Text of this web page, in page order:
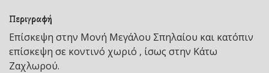
Περιγραφή
Επίσκεψη στην Μονή Μεγάλου Σπηλαίου και κατόπιν
επίσκεψη σε κοντινό χωριό , ίσως στην Κάτω
Ζαχλωρού.